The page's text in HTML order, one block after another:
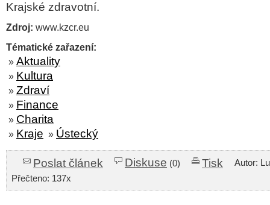
Krajské zdravotní.
Zdroj: www.kzcr.eu
Tématické zařazení:
» Aktuality
» Kultura
» Zdraví
» Finance
» Charita
» Kraje » Ústecký
Poslat článek Diskuse (0) Tisk
Autor:
Přečteno: 137x